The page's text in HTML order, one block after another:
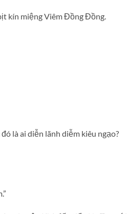
kín miệng Viêm Đồng Đồng.
là ai diễn lãnh diễm kiêu ngạo?